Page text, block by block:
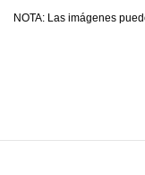
NOTA: Las imágenes